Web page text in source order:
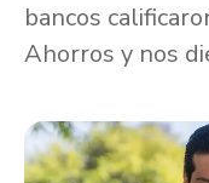
bancos
Ahorros y nos